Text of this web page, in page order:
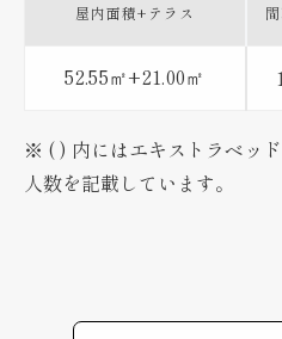
屋内面積+ テラス
52.55㎡+21.00㎡
※ ( ) 内にはエキストラベッ
人数を記載しています。